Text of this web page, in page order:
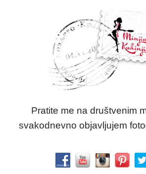
Pratite me na društvenim
svakodnevno objavljujem